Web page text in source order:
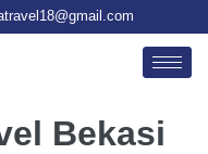
Bekasi